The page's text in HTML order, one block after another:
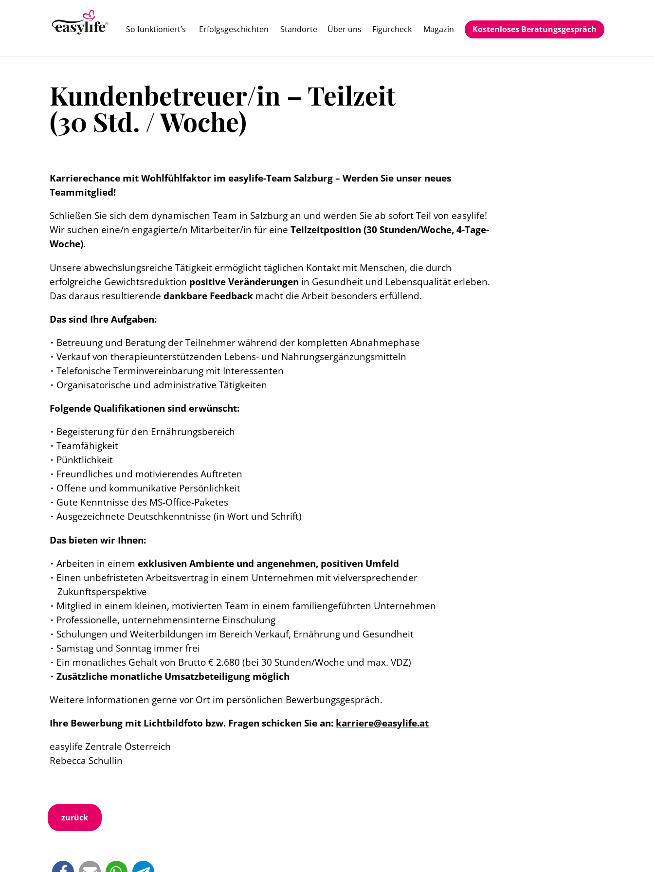
So funktioniert’s Erfolgsgeschichten Standorte Über uns Figurcheck Magazin Kostenloses Beratungsgespräch
Kundenbetreuer/in – Teilzeit
(30 Std. / Woche)
Karrierechance mit Wohlfühlfaktor im easylife-Team Salzburg – Werden Sie unser neues
Teammitglied!
Schließen Sie sich dem dynamischen Team in Salzburg an und werden Sie ab sofort Teil von easylife!
Wir suchen eine/n engagierte/n Mitarbeiter/in für eine Teilzeitposition (30 Stunden/Woche, 4-Tage-
Woche).
Unsere abwechslungsreiche Tätigkeit ermöglicht täglichen Kontakt mit Menschen, die durch
erfolgreiche Gewichtsreduktion positive Veränderungen in Gesundheit und Lebensqualität erleben.
Das daraus resultierende dankbare Feedback macht die Arbeit besonders erfüllend.
Das sind Ihre Aufgaben:
Betreuung und Beratung der Teilnehmer während der kompletten Abnahmephase
Verkauf von therapieunterstützenden Lebens- und Nahrungsergänzungsmitteln
Telefonische Terminvereinbarung mit Interessenten
Organisatorische und administrative Tätigkeiten
Folgende Qualifikationen sind erwünscht:
Begeisterung für den Ernährungsbereich
Teamfähigkeit
Pünktlichkeit
Freundliches und motivierendes Auftreten
Offene und kommunikative Persönlichkeit
Gute Kenntnisse des MS-Office-Paketes
Ausgezeichnete Deutschkenntnisse (in Wort und Schrift)
Das bieten wir Ihnen:
Arbeiten in einem exklusiven Ambiente und angenehmen, positiven Umfeld
Einen unbefristeten Arbeitsvertrag in einem Unternehmen mit vielversprechender
Zukunftsperspektive
Mitglied in einem kleinen, motivierten Team in einem familiengeführten Unternehmen
Professionelle, unternehmensinterne Einschulung
Schulungen und Weiterbildungen im Bereich Verkauf, Ernährung und Gesundheit
Samstag und Sonntag immer frei
Ein monatliches Gehalt von Brutto € 2.680 (bei 30 Stunden/Woche und max. VDZ)
Zusätzliche monatliche Umsatzbeteiligung möglich
Weitere Informationen gerne vor Ort im persönlichen Bewerbungsgespräch.
Ihre Bewerbung mit Lichtbildfoto bzw. Fragen schicken Sie an: karriere@easylife.at
easylife Zentrale Österreich
Rebecca Schullin
zurück